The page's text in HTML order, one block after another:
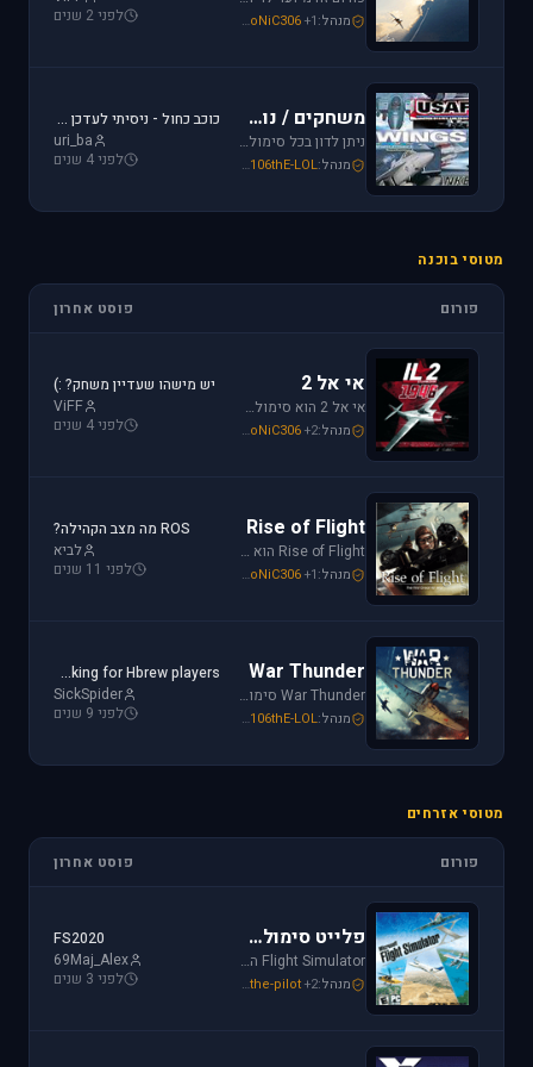
מנהל: SoNiC306+1
לפני 2 שנים
משחקים / נוסטלגיה
ניתן לדון בכל סימולטור טיסה או משחקים שאינם בגדר סימולטורים אשר אין להם פורום נפרד ובסימולטורים נוסטלגיים כגון: אף-15, אף-18, חיל האויר האמריקני, כוכב כחול - "חיל האויר הישראלי" וסטרייק פייטרס.
מנהל: Mike_69th ,106thE-LOL
כוכב כחול - ניסיתי לעדכן את לגירסה 1.1 וקיבלתי הודעת שגיאה.
uri_ba
לפני 4 שנים
מטוסי בוכנה
פורום פוסט אחרון
אי אל 2
אי אל 2 הוא סימולטור מלחמת העולם השניה מבית Oleg Maddox. טוס בספיטפייר ומוסטנג ושנה את ההיסטוריה במלחמות מעל שמי אירופה, צפון אפריקה והמזרח הרחוק.
מנהל: SoNiC306+2
יש מישהו שעדיין משחק? :)
ViFF
לפני 4 שנים
Rise of Flight
Rise of Flight הוא סימולטור מלחמת העולם הראשונה הטוב ביותר שיש! טוס בשמים הווירטואליים במטוסים האגדיים, Sopwith Camel, S.E.5a, Albatros D.Va וה-Fokker Dr.1 שטסו בהם אבירי מלחמת העולם. השמיים הווירטואליים צריכים אותך!
מנהל: Mike_69th SoNiC306+1
ROS מה מצב הקהילה?
לביא
לפני 11 שנים
War Thunder
War Thunder סימולטור טיסה קרבי השייך לתקופת מלחמת העולם השנייה, לכותר אפשרות לתפקד בקשת רחבה של רמות ריאליזם החל מאפשרות Arcade ועד לסימולטור של ממש.
מנהל: Mike_69th ,106thE-LOL
Looking for Hbrew players...
SickSpider
לפני 9 שנים
מטוסי אזרחים
פורום פוסט אחרון
פלייט סימולטור
Flight Simulator הוא סימולטור טיסה הפופולארי והריאליסטי ביותר בתחום התעופה האזרחית. שתף וקבל תמיכה עבור שדות תעופה, סינרים, צביעות ומטוסים עבור FSX ו-FS2004.
מנהל: Mike_69th ,the-pilot+2
FS2020
69Maj_Alex
לפני 3 שנים